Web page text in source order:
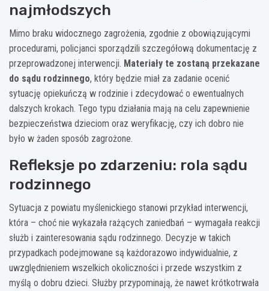
najmłodszych
Mimo braku widocznego zagrożenia, zgodnie z obowiązującymi
procedurami, policjanci sporządzili szczegółową dokumentację z
przeprowadzonej interwencji. Materiały te zostaną przekazane
do sądu rodzinnego, który będzie miał za zadanie ocenić
sytuację opiekuńczą w rodzinie i zdecydować o ewentualnych
dalszych krokach. Tego typu działania mają na celu zapewnienie
bezpieczeństwa dzieciom oraz weryfikację, czy ich dobro nie
było w żaden sposób zagrożone.
Refleksje po zdarzeniu: rola sądu
rodzinnego
Sytuacja z powiatu myślenickiego stanowi przykład interwencji,
która – choć nie wykazała rażących zaniedbań – wymagała reakcji
służb i zainteresowania sądu rodzinnego. Decyzje w takich
przypadkach podejmowane są każdorazowo indywidualnie, z
uwzględnieniem wszelkich okoliczności i przede wszystkim z
myślą o dobru dzieci. Służby przypominają, że nawet krótkotrwała